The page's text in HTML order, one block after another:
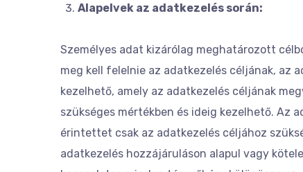
Alapelvek az adatkezelés során:
Személyes adat kizárólag meghatározott
meg kell felelnie az adatkezelés céljának, az
kezelhető, amely az adatkezelés céljának
szükséges mértékben és ideig kezelhető. Az
érintettet csak az adatkezelés céljához
adatkezelés hozzájáruláson alapul vagy